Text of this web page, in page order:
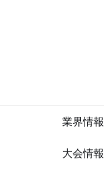
業界情報
大会情報